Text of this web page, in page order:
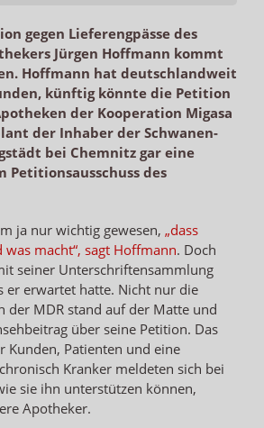
gegen Lieferengpässe des
Jürgen Hoffmann kommt
Hoffmann hat deutschlandweit
künftig könnte die Petition
der Kooperation Migasa
der Inhaber der Schwanen-
bei Chemnitz gar eine
Petitionsausschuss des
ja nur wichtig gewesen, „dass
macht“, sagt Hoffmann. Doch
seiner Unterschriftensammlung
er erwartet hatte. Nicht nur die
der MDR stand auf der Matte und
über seine Petition. Das
Kunden, Patienten und eine
Kranker meldeten sich bei
sie ihn unterstützen können,
Apotheker.